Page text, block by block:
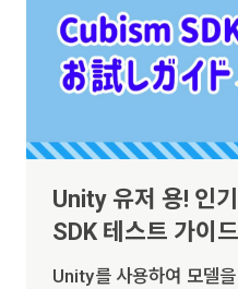
Unity 유저 용! 인
SDK 테스트 가이드
Unity를 사용하여 모델